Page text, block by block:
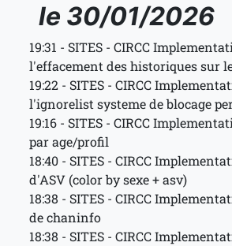
le 30/01/2026
19:31 - SITES - CIRCC
l'effacement des historiques sur
19:22 - SITES - CIRCC
l'ignorelist systeme de blocage
19:16 - SITES - CIRCC
par age/profil
18:40 - SITES - CIRCC
d'ASV (color by sexe + asv)
18:38 - SITES - CIRCC
de chaninfo
18:38 - SITES - CIRCC